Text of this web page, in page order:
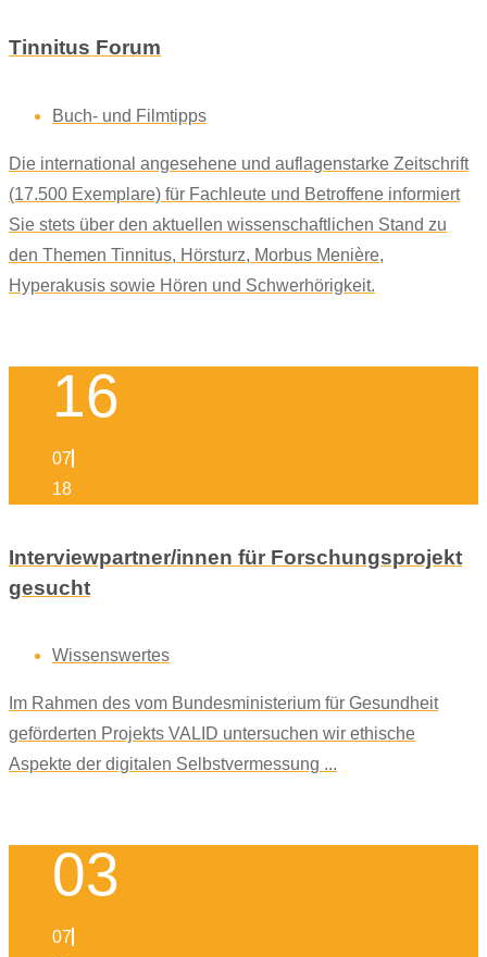
Tinnitus Forum
Buch- und Filmtipps
Die international angesehene und auflagenstarke Zeitschrift
(17.500 Exemplare) für Fachleute und Betroffene informiert
Sie stets über den aktuellen wissenschaftlichen Stand zu
den Themen Tinnitus, Hörsturz, Morbus Menière,
Hyperakusis sowie Hören und Schwerhörigkeit.
16
07
18
Interviewpartner/innen für Forschungsprojekt
gesucht
Wissenswertes
Im Rahmen des vom Bundesministerium für Gesundheit
geförderten Projekts VALID untersuchen wir ethische
Aspekte der digitalen Selbstvermessung ...
03
07